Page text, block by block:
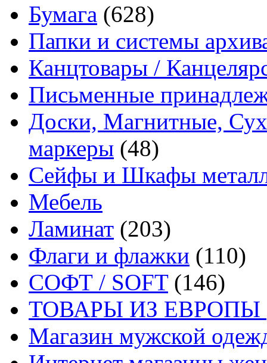
Бумага (628)
Папки и системы
Канцтовары /
Письменные
Доски, Магнитные,
маркеры (48)
Сейфы и Шкафы
Мебель
Ламинат (203)
Флаги и флажки (110)
СОФТ / SOFT(146)
ТОВАРЫ ИЗ ЕВРОПЫ
Магазин мужской